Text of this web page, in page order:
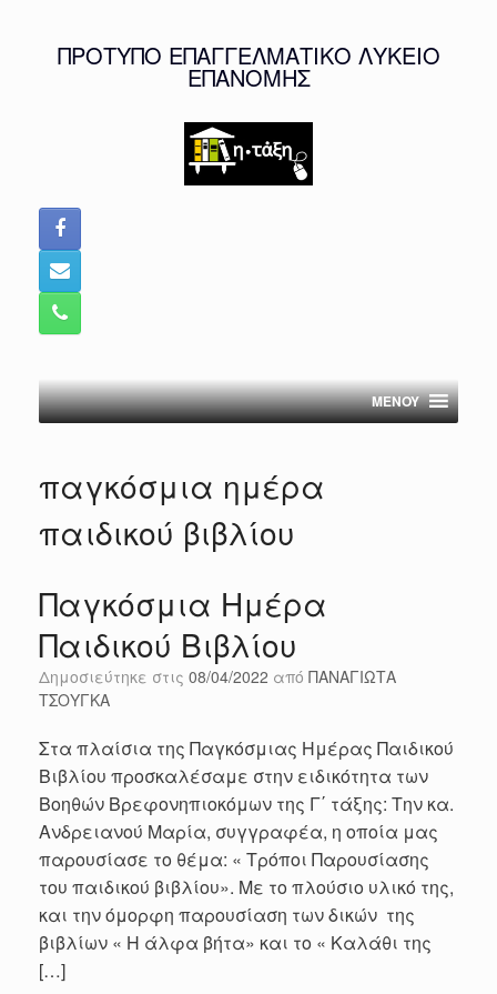
ΠΡΟΤΥΠΟ ΕΠΑΓΓΕΛΜΑΤΙΚΟ ΛΥΚΕΙΟ
ΕΠΑΝΟΜΗΣ
MENOY
παγκόσμια ημέρα
παιδικού βιβλίου
Παγκόσμια Ημέρα
Παιδικού Βιβλίου
Δημοσιεύτηκε στις 08/04/2022 από ΠΑΝΑΓΙΩΤΑ
ΤΣΟΥΓΚΑ
Στα πλαίσια της Παγκόσμιας Ημέρας Παιδικού
Βιβλίου προσκαλέσαμε στην ειδικότητα των
Βοηθών Βρεφονηπιοκόμων της Γ΄ τάξης: Την κα.
Ανδρειανού Μαρία, συγγραφέα, η οποία μας
παρουσίασε το θέμα: « Τρόποι Παρουσίασης
του παιδικού βιβλίου». Με το πλούσιο υλικό της,
και την όμορφη παρουσίαση των δικών της
βιβλίων « Η άλφα βήτα» και το « Καλάθι της
[…]